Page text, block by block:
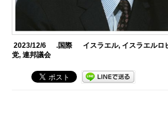
2023/12/6 .国際 イスラエル, イスラエルロ
党,連邦議会